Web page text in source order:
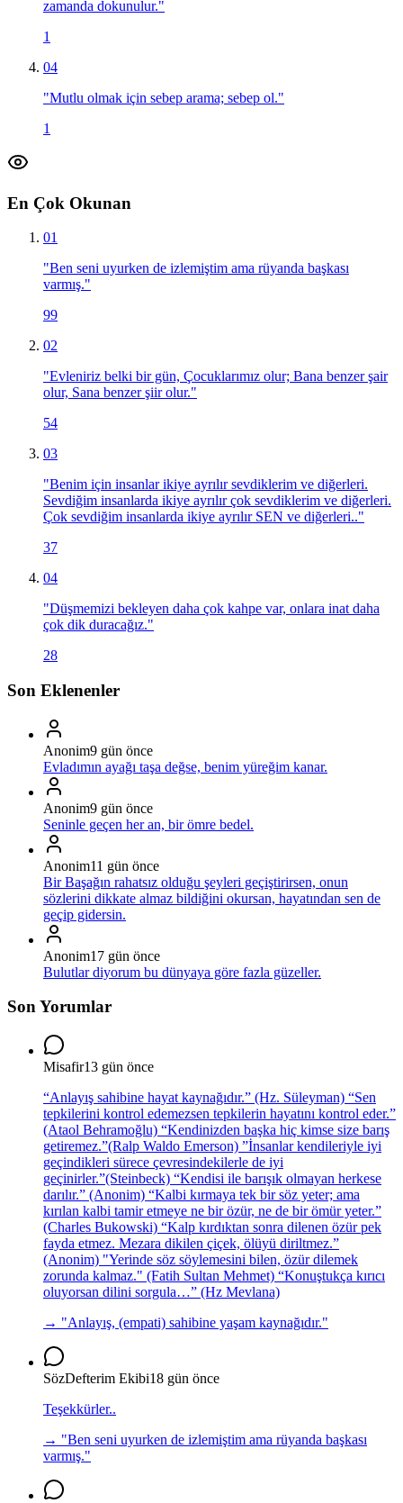
zamanda dokunulur."
1
04
"Mutlu olmak için sebep arama; sebep ol."
1
En Çok Okunan
01
"Ben seni uyurken de izlemiştim ama rüyanda başkası
varmış."
99
02
"Evleniriz belki bir gün, Çocuklarımız olur; Bana benzer şair
olur, Sana benzer şiir olur."
54
03
"Benim için insanlar ikiye ayrılır sevdiklerim ve diğerleri.
Sevdiğim insanlarda ikiye ayrılır çok sevdiklerim ve diğerleri.
Çok sevdiğim insanlarda ikiye ayrılır SEN ve diğerleri.."
37
04
"Düşmemizi bekleyen daha çok kahpe var, onlara inat daha
çok dik duracağız."
28
Son Eklenenler
Anonim9 gün önce
Evladımın ayağı taşa değse, benim yüreğim kanar.
Anonim9 gün önce
Seninle geçen her an, bir ömre bedel.
Anonim11 gün önce
Bir Başağın rahatsız olduğu şeyleri geçiştirirsen, onun
sözlerini dikkate almaz bildiğini okursan, hayatından sen de
geçip gidersin.
Anonim17 gün önce
Bulutlar diyorum bu dünyaya göre fazla güzeller.
Son Yorumlar
Misafir13 gün önce
“Anlayış sahibine hayat kaynağıdır.” (Hz. Süleyman) “Sen
tepkilerini kontrol edemezsen tepkilerin hayatını kontrol eder.”
(Ataol Behramoğlu) “Kendinizden başka hiç kimse size barış
getiremez.”(Ralp Waldo Emerson) ”İnsanlar kendileriyle iyi
geçindikleri sürece çevresindekilerle de iyi
geçinirler.”(Steinbeck) “Kendisi ile barışık olmayan herkese
darılır.” (Anonim) “Kalbi kırmaya tek bir söz yeter; ama
kırılan kalbi tamir etmeye ne bir özür, ne de bir ömür yeter.”
(Charles Bukowski) “Kalp kırdıktan sonra dilenen özür pek
fayda etmez. Mezara dikilen çiçek, ölüyü diriltmez.”
(Anonim) "Yerinde söz söylemesini bilen, özür dilemek
zorunda kalmaz." (Fatih Sultan Mehmet) “Konuştukça kırıcı
oluyorsan dilini sorgula…” (Hz Mevlana)
→ "Anlayış, (empati) sahibine yaşam kaynağıdır."
SözDefterim Ekibi18 gün önce
Teşekkürler..
→ "Ben seni uyurken de izlemiştim ama rüyanda başkası
varmış."